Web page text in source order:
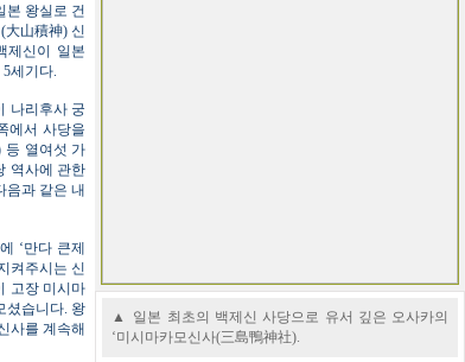
▲ 일본 최초의 백제신 사당으로 유서 깊은 오사카의
‘미시마카모신사(三島鴨神社).
본 왕실로 건
大山積神) 신
제신이 일본
세기다.
나리후사 궁
에서 사당을
등 열여섯 가
역사에 관한
음과 같은 내
‘만다 큰제
켜주시는 신
고장 미시마
셨습니다. 왕
사를 계속해